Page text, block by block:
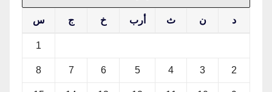
د ن ث أرب خ ج س
1
2
3
4
5
6
7
8